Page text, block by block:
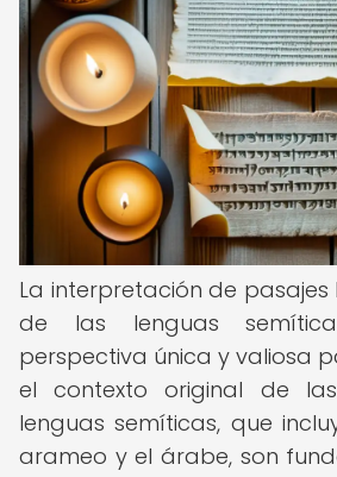
La interpretación de
de las lenguas
perspectiva única y valiosa
el contexto original de
lenguas semíticas, que
arameo y el árabe, son